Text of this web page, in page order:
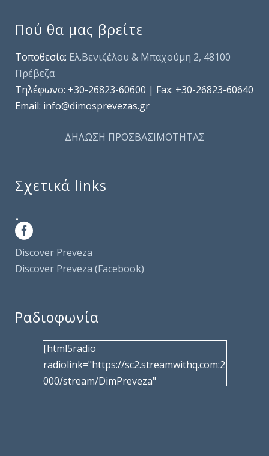
Πού θα μας βρείτε
Τοποθεσία: Ελ.Βενιζέλου & Μπαχούμη 2, 48100
Πρέβεζα
Τηλέφωνo: +30-26823-60600 | Fax: +30-26823-60640
Email: info@dimosprevezas.gr
ΔΗΛΩΣΗ ΠΡΟΣΒΑΣΙΜΟΤΗΤΑΣ
Σχετικά links
.
Discover Preveza
Discover Preveza (Facebook)
Ραδιοφωνία
[html5radio
radiolink="https://sc2.streamwithq.com:2
000/stream/DimPreveza"